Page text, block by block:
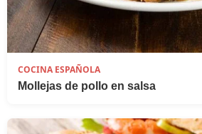
COCINA ESPAÑOLA
Mollejas de pollo en salsa